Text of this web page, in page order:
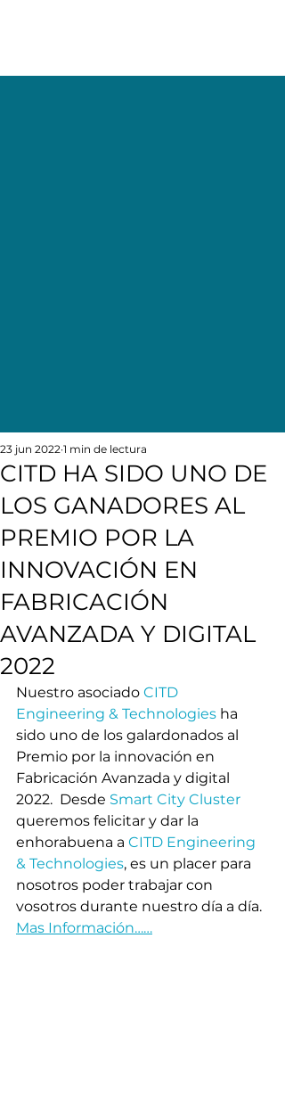
CITD HA SIDO UNO DE
LOS GANADORES AL
PREMIO POR LA
INNOVACIÓN EN
FABRICACIÓN
AVANZADA Y DIGITAL
2022
23 jun 2022 1 min de lectura
Nuestro asociado CITD
Engineering & Technologies ha
sido uno de los galardonados al
Premio por la innovación en
Fabricación Avanzada y digital
2022.  Desde Smart City Cluster
queremos felicitar y dar la
enhorabuena a CITD Engineering
& Technologies, es un placer para
nosotros poder trabajar con
vosotros durante nuestro día a día.
Mas Información……